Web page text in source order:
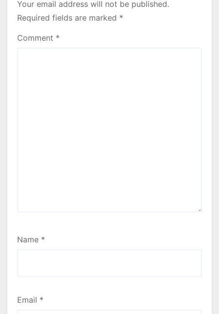
Your email address will not be published.
Required fields are marked *
Comment *
Name *
Email *